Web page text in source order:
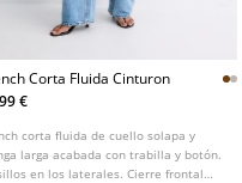
Corta Fluida Cinturon
€
corta fluida de cuello solapa y
larga acabada con trabilla y botón.
en los laterales. Cierre frontal